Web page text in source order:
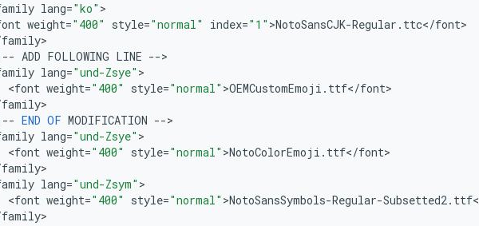
lang="ko" >
weight="400" style="normal" index="1" >NotoSansCJK-Regular . ttc</font>
family>
-- ADD FOLLOWING LINE -->
lang="und-Zsye" >
<
font weight="400" style="normal" >OEMCustomEmoji . ttf</font>
family>
-- END OF MODIFICATION -->
lang="und-Zsye" >
<
font weight="400" style="normal" >NotoColorEmoji . ttf</font>
family>
lang="und-Zsym" >
<
font weight="400" style="normal" >NotoSansSymbols-Regular-Subsetted2. ttf<
family